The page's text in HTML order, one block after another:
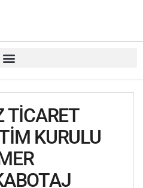
TİCARET
KURULU